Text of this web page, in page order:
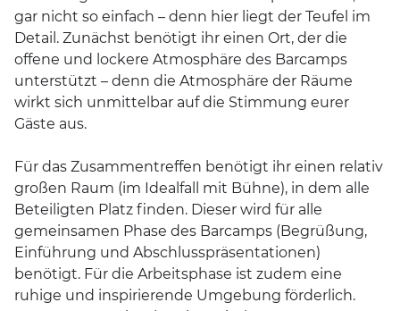
gar nicht so einfach – denn hier liegt der Teufel im
Detail. Zunächst benötigt ihr einen Ort, der die
offene und lockere Atmosphäre des Barcamps
unterstützt – denn die Atmosphäre der Räume
wirkt sich unmittelbar auf die Stimmung eurer
Gäste aus.
Für das Zusammentreffen benötigt ihr einen relativ
großen Raum (im Idealfall mit Bühne), in dem alle
Beteiligten Platz finden. Dieser wird für alle
gemeinsamen Phase des Barcamps (Begrüßung,
Einführung und Abschlusspräsentationen)
benötigt. Für die Arbeitsphase ist zudem eine
ruhige und inspirierende Umgebung förderlich.